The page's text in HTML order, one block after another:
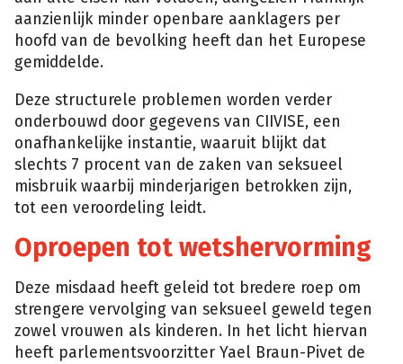
aanzienlijk minder openbare aanklagers per
hoofd van de bevolking heeft dan het Europese
gemiddelde.
Deze structurele problemen worden verder
onderbouwd door gegevens van CIIVISE, een
onafhankelijke instantie, waaruit blijkt dat
slechts 7 procent van de zaken van seksueel
misbruik waarbij minderjarigen betrokken zijn,
tot een veroordeling leidt.
Oproepen tot wetshervorming
Deze misdaad heeft geleid tot bredere roep om
strengere vervolging van seksueel geweld tegen
zowel vrouwen als kinderen. In het licht hiervan
heeft parlementsvoorzitter Yael Braun-Pivet de